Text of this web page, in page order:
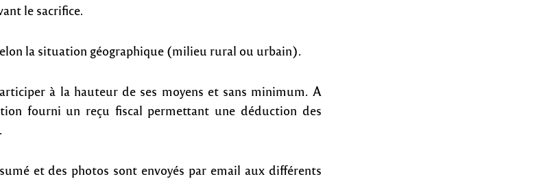
le sacrifice.
la situation géographique (milieu rural ou urbain).
à la hauteur de ses moyens et sans minimum. A
fourni un reçu fiscal permettant une déduction des
et des photos sont envoyés par email aux différents